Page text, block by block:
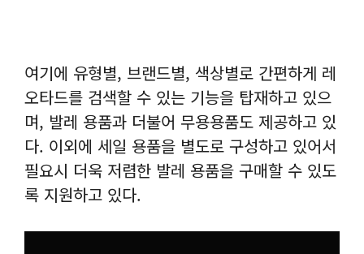
여기에 유형별, 브랜드별, 색상별로 간편하게 레
오타드를 검색할 수 있는 기능을 탑재하고 있으
며, 발레 용품과 더불어 무용용품도 제공하고 있
다. 이외에 세일 용품을 별도로 구성하고 있어서
필요시 더욱 저렴한 발레 용품을 구매할 수 있도
록 지원하고 있다.